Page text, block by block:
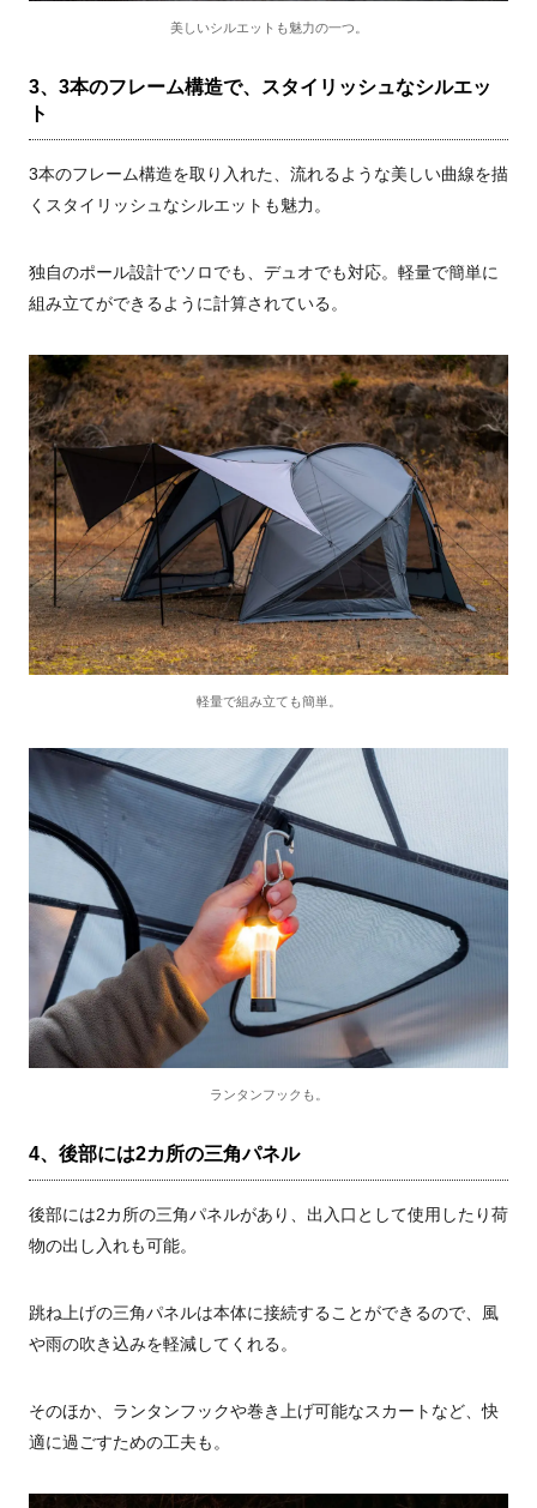
美しいシルエットも魅力の一つ。
3、3本のフレーム構造で、スタイリッシュなシルエッ
ト
3本のフレーム構造を取り入れた、流れるような美しい曲線を描
くスタイリッシュなシルエットも魅力。
独自のポール設計でソロでも、デュオでも対応。軽量で簡単に
組み立てができるように計算されている。
軽量で組み立ても簡単。
ランタンフックも。
4、後部には2カ所の三角パネル
後部には2カ所の三角パネルがあり、出入口として使用したり荷
物の出し入れも可能。
跳ね上げの三角パネルは本体に接続することができるので、風
や雨の吹き込みを軽減してくれる。
そのほか、ランタンフックや巻き上げ可能なスカートなど、快
適に過ごすための工夫も。